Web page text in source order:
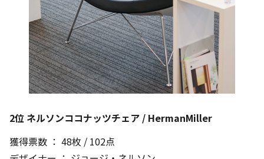
2位 ネルソンココナッツチェア / HermanMiller
獲得票数 ： 48枚 / 102点